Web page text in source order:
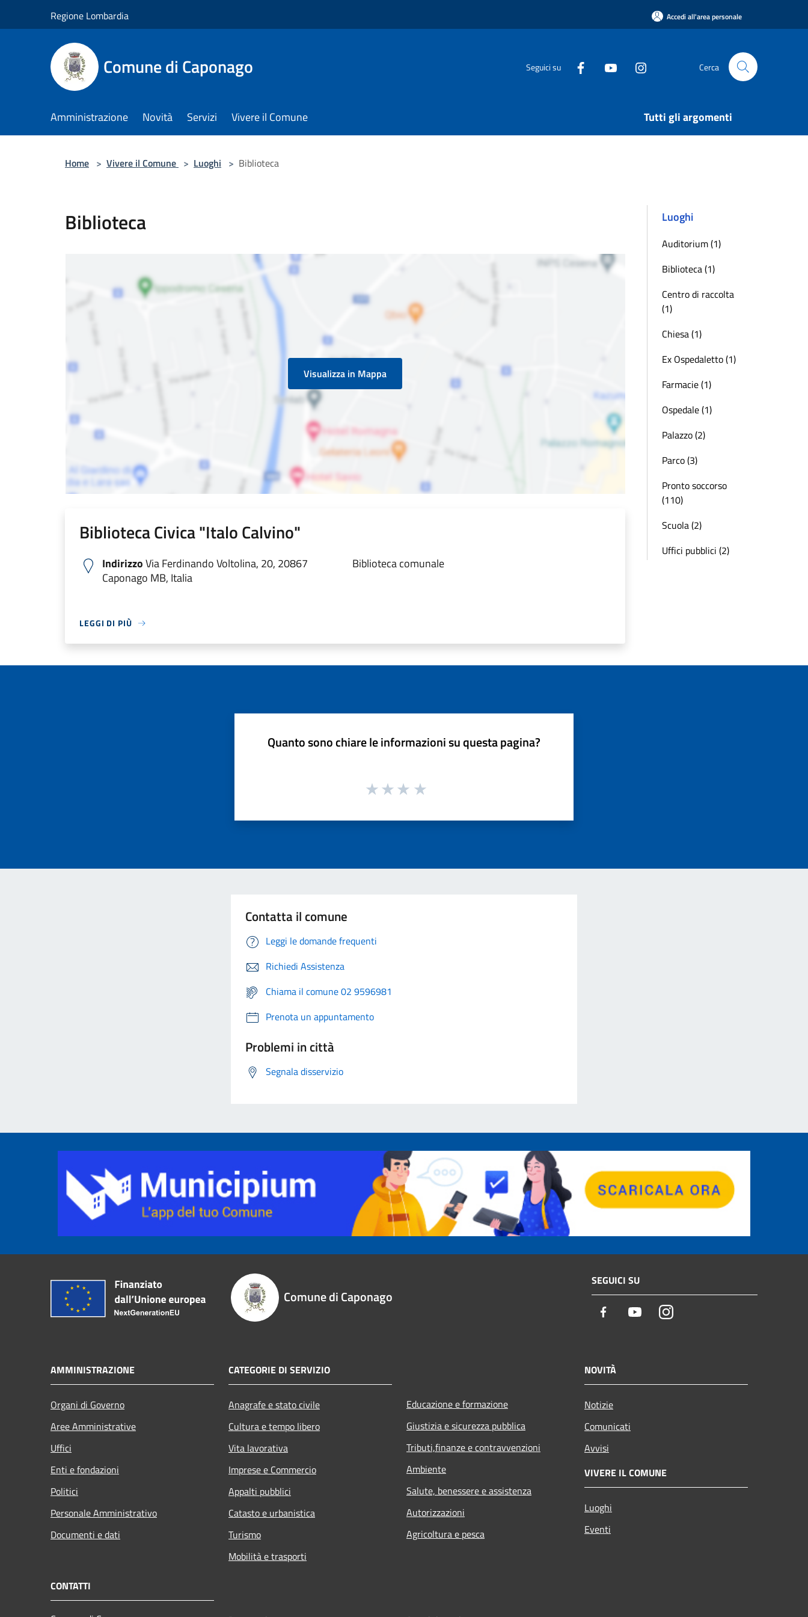
Regione Lombardia Accedi all'area personale
Comune di Caponago Seguici su Cerca
Amministrazione Novità Servizi Vivere il Comune Tutti gli argomenti
Home > Vivere il Comune > Luoghi > Biblioteca
Biblioteca
Visualizza in Mappa
Biblioteca Civica "Italo Calvino"
IndirizzoVia Ferdinando Voltolina, 20, 20867
Caponago MB, Italia
Biblioteca comunale
LEGGI DI PIÙ
Luoghi
Auditorium (1)
Biblioteca (1)
Centro di raccolta
(1)
Chiesa (1)
Ex Ospedaletto (1)
Farmacie (1)
Ospedale (1)
Palazzo (2)
Parco (3)
Pronto soccorso
(110)
Scuola (2)
Uffici pubblici (2)
Quanto sono chiare le informazioni su questa pagina?
Contatta il comune
Leggi le domande frequenti
Richiedi Assistenza
Chiama il comune 02 9596981
Prenota un appuntamento
Problemi in città
Segnala disservizio
Comune di Caponago
SEGUICI SU
Facebook YoutubeInstagram
AMMINISTRAZIONE
Organi di Governo
Aree Amministrative
Uffici
Enti e fondazioni
Politici
Personale Amministrativo
Documenti e dati
CATEGORIE DI SERVIZIO
Anagrafe e stato civile
Cultura e tempo libero
Vita lavorativa
Imprese e Commercio
Appalti pubblici
Catasto e urbanistica
Turismo
Mobilità e trasporti
Educazione e formazione
Giustizia e sicurezza pubblica
Tributi,finanze e contravvenzioni
Ambiente
Salute, benessere e assistenza
Autorizzazioni
Agricoltura e pesca
NOVITÀ
Notizie
Comunicati
Avvisi
VIVERE IL COMUNE
Luoghi
Eventi
CONTATTI